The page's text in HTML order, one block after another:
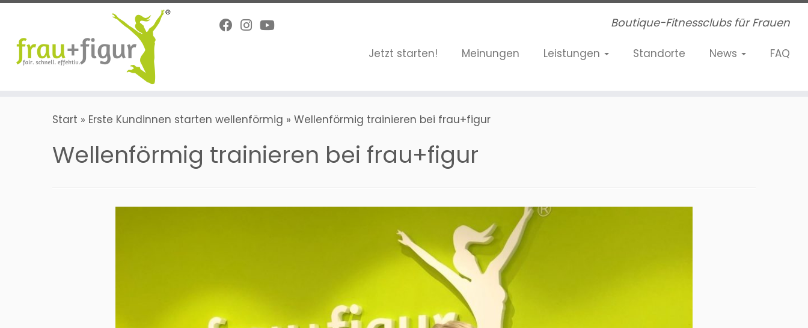
Zum
springen
Boutique-Fitnessclubs für Frauen
Jetzt starten! Meinungen Leistungen Standorte News FAQ
Start » Erste Kundinnen starten wellenförmig » Wellenförmig trainieren bei frau+figur
Wellenförmig trainieren bei frau+figur